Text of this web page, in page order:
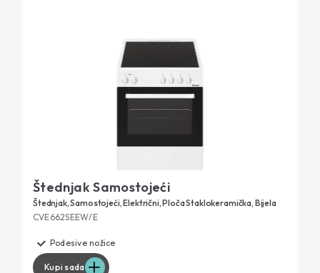
Štednjak Samostojeći
Štednjak, Samostojeći, Električni, Ploča Staklokeramička, Bijela
CVE662SEEW/E
Podesive nožice
Kupi sada